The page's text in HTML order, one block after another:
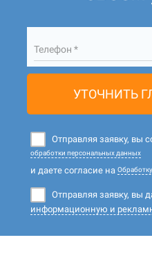
Телефон *
УТОЧНИТЬ
Отправляя заявку, вы
обработки персональных данных
и даете согласие на
Отправляя заявку, вы
информационную и